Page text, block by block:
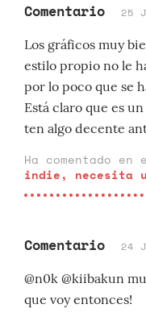
Comentario 25
Los gráficos muy
estilo propio no le
por lo poco que se
Está claro que es
ten algo decente
Ha comentado en
indie, necesita
Comentario 24
@n0k @kiibakun
que voy entonces!